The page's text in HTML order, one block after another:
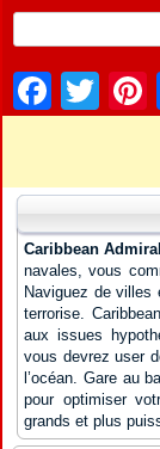
Caribbean
navales, vous
Naviguez de villes
terrorise.
aux issues
vous devrez user
l’océan. Gare au
pour optimiser
grands et plus